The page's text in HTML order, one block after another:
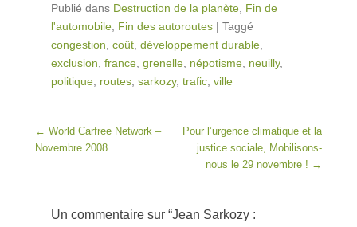
Publié dans Destruction de la planète Fin de
l'automobile Fin des autoroutes | Taggé
congestion coût développement durable
exclusion france grenelle népotisme neuilly,
politique routes sarkozy, trafic ville
Post navigation
← World Carfree Network –
Novembre 2008
Pour l’urgence climatique et la
justice sociale, Mobilisons-
nous le 29 novembre ! →
Un commentaire sur “Jean Sarkozy :